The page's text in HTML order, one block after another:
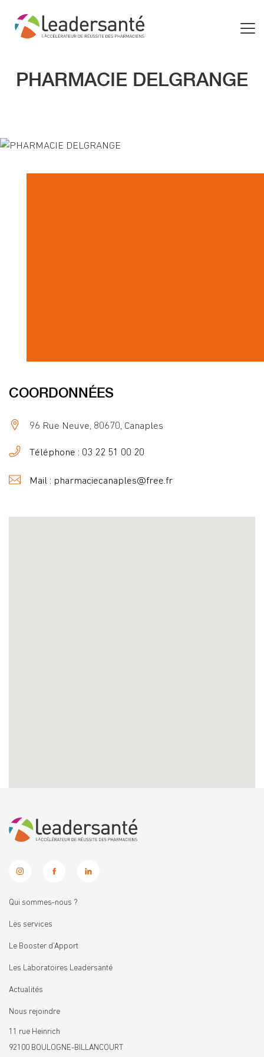
PHARMACIE DELGRANGE
COORDONNÉES
96 Rue Neuve, 80670, Canaples
Téléphone : 03 22 51 00 20
Mail : pharmaciecanaples@free.fr
Qui sommes-nous ?
Les services
Le Booster d’Apport
Les Laboratoires Leadersanté
Actualités
Nous rejoindre
11 rue Heinrich
92100 BOULOGNE-BILLANCOURT